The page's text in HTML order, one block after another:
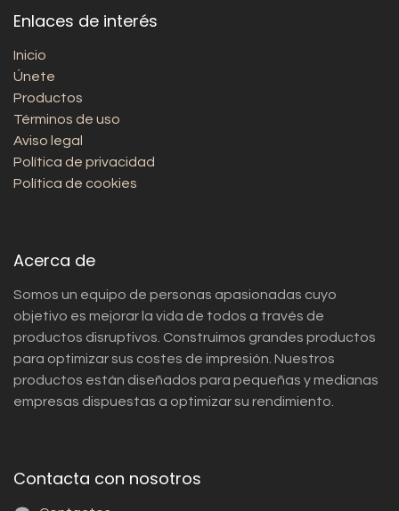
Enlaces de interés
Inicio
Únete
Productos
Términos de uso
Aviso legal
Política de privacidad
Política de cookies
Acerca de
Somos un equipo de personas apasionadas cuyo
objetivo es mejorar la vida de todos a través de
productos disruptivos. Construimos grandes productos
para optimizar sus costes de impresión. Nuestros
productos están diseñados para pequeñas y medianas
empresas dispuestas a optimizar su rendimiento.
Contacta con nosotros